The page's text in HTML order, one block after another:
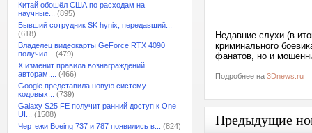
Китай обошёл США по расходам на
научные...
(895)
Бывший сотрудник SK hynix, передавший...
(618)
Владелец видеокарты GeForce RTX 4090
получил...
(479)
X изменит правила вознаграждений
авторам,...
(466)
Google представила новую систему
кодовых...
(739)
Galaxy S25 FE получит ранний доступ к One
UI...
(1508)
Чертежи Boeing 737 и 787 появились в...
(824)
Недавние слухи (в
криминального
фанатов, но и
Подробнее на 3Dnews.ru
Предыдущие